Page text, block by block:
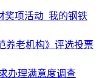
奖项活动_我的钢铁
养老机构》评选投票
办理满意度调查